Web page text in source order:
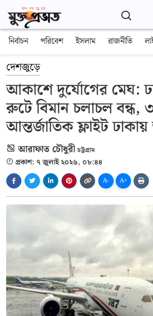
নির্বাচন পরিবেশ ইসলাম রাজনীতি
দেশজুড়ে
আকাশে দুর্যোগের মেঘ:
রুটে বিমান চলাচল বন্ধ,
আন্তর্জাতিক ফ্লাইট ঢাকায়
আরাফাত চৌধুরী চট্টগ্রাম
প্রকাশ: ৭ জুলাই ২০২৬, ০৮:৪৪
A- A+